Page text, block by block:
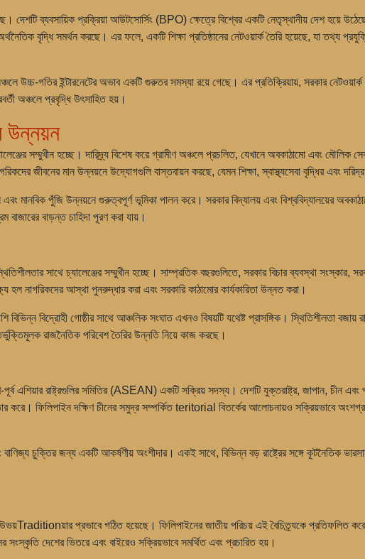
দেশটি ব্যবসায়িক প্রক্রিয়া আউটসোর্সিং (BPO) ক্ষেত্রে বিশ্বের একটি নেতৃস্থানীয় দেশ হয়ে
বৃদ্ধি সমর্থন করছে। এর ফলে, একটি শিক্ষা প্রতিষ্ঠানের নেটওয়ার্ক তৈরি হয়েছে, যা তথ্য
উচ্চ-গতির ইন্টারনেটের অভাব একটি গুরুতর সমস্যা রয়ে গেছে। এর প্রতিক্রিয়ায়, সরকার
অঞ্চলে প্রবৃদ্ধি উৎসাহিত হয়।
উন্নয়ন
সম্মুখীন হচ্ছে। দারিদ্র্য বিশেষ করে গ্রামীণ অঞ্চলে প্রচলিত, যেখানে অবকাঠামো এবং মৌলিক
জীবনের মান উন্নয়নে উদ্যোগগুলি বাস্তবায়ন করছে, যেমন শিক্ষা, স্বাস্থ্যসেবা বৃদ্ধির এবং
এবং মানবিক পুঁজি উন্নয়নে গুরুত্বপূর্ণ ভূমিকা পালন করে। সরকার বিদ্যালয় এবং বিশ্ববিদ্যালয়ের
বাজারের বাড়ন্ত চাহিদা পূরণ করা যায়।
সাথে চ্যালেঞ্জের সম্মুখীন হচ্ছে। সাম্প্রতিক বছরগুলিতে, সরকার বিচার ব্যবস্থা সংস্কার,
হল নাগরিকদের আস্থা পুনরুদ্ধার করা এবং সরকারি কাঠামোর কার্যকারিতা উন্নত করা।
বিভিন্ন বিদ্রোহী গোষ্ঠীর সাথে আঞ্চলিক সংঘাত এখনও বিষয়টি যথেষ্ট প্রাসঙ্গিক। স্থিতিশীলতা
রাজনৈতিক পরিবেশ তৈরির উন্নতি নিয়ে কাজ করছে।
এশিয়ার রাষ্ট্রগুলির সমিতির (ASEAN) একটি সক্রিয় সদস্য। দেশটি যুক্তরাষ্ট্র, জাপান, চীন এবং
করে। ফিলিপাইন দক্ষিণ চীনের সমুদ্র সম্পর্কিত teritorial বিতর্কের আলোচনায়ও সক্রিয়ভাবে
চুক্তির জন্য একটি আকর্ষণীয় অংশীদার। একই সাথে, বিভিন্ন বড় রাষ্ট্রের সঙ্গে কূটনৈতিক
উভয়Traditionয়ার প্রভাবে গঠিত হয়েছে। ফিলিপাইনের জাতীয় পরিচয় এই বৈচিত্র্যকে প্রতিফলিত
দেশের ভিতরে এবং বাইরেও সক্রিয়ভাবে সমর্থিত এবং প্রচারিত হয়।